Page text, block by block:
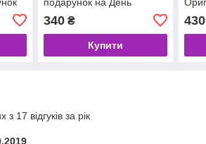
Козацтва - Подарунок на
14 жовтня
340₴
Купити
430
17 відгуків за рік